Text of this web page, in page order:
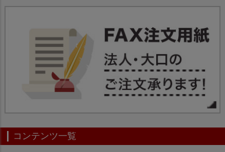
コンテンツ一覧